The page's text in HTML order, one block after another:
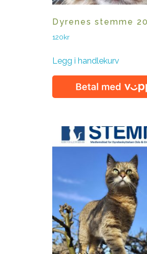
Dyrenes stemme
120kr
Legg i handlekurv